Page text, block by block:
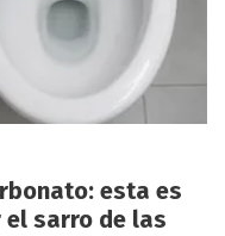
esta es
el sarro de las